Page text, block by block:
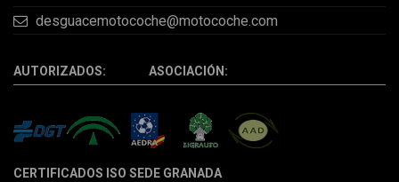
desguacemotocoche@motocoche.com
AUTORIZADOS: ASOCIACIÓN:
CERTIFICADOS ISO SEDE GRANADA